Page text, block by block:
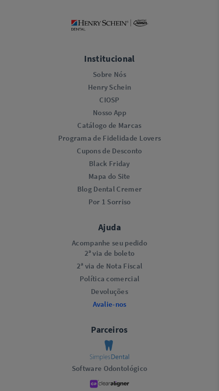
Institucional
Sobre Nós
Henry Schein
CIOSP
Nosso App
Catálogo de Marcas
Programa de Fidelidade Lovers​
Cupons de Desconto
Black Friday
Mapa do Site
Blog Dental Cremer
Por 1 Sorriso
Ajuda
Acompanhe seu pedido
2ª via de boleto
2ª via de Nota Fiscal
Política comercial
Devoluções
Avalie-nos
Parceiros
Software Odontológico